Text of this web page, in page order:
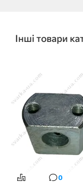
Інші товари
0